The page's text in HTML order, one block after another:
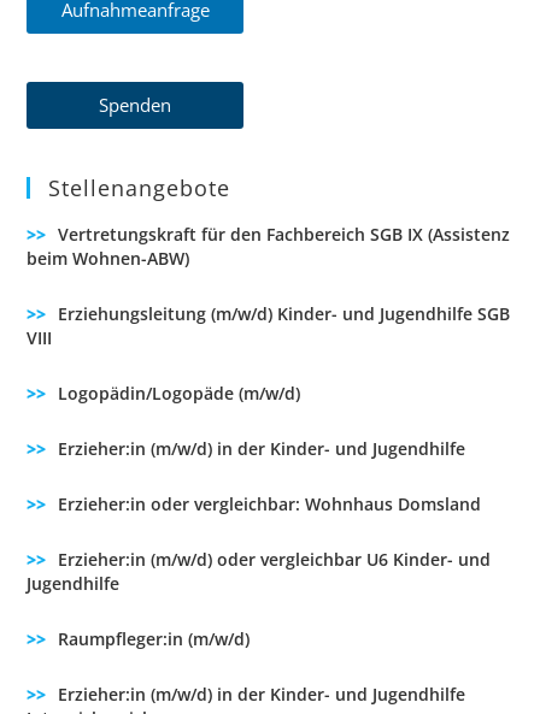
Aufnahmeanfrage
Spenden
Stellenangebote
Vertretungskraft für den Fachbereich SGB IX (Assistenz
beim Wohnen-ABW)
Erziehungsleitung (m/w/d) Kinder- und Jugendhilfe SGB
VIII
Logopädin/Logopäde (m/w/d)
Erzieher:in (m/w/d) in der Kinder- und Jugendhilfe
Erzieher:in oder vergleichbar: Wohnhaus Domsland
Erzieher:in (m/w/d) oder vergleichbar U6 Kinder- und
Jugendhilfe
Raumpfleger:in (m/w/d)
Erzieher:in (m/w/d) in der Kinder- und Jugendhilfe